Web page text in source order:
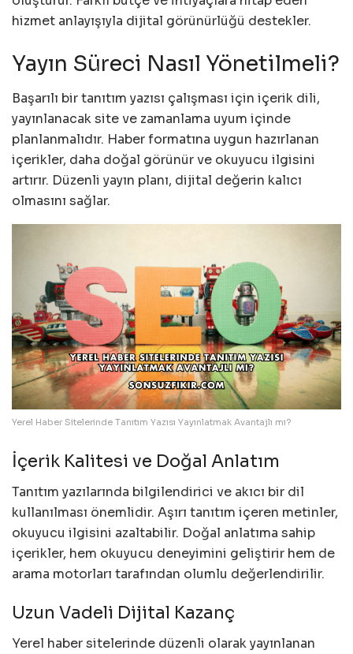
hizmet anlayışıyla dijital görünürlüğü destekler.
Yayın Süreci Nasıl Yönetilmeli?
Başarılı bir tanıtım yazısı çalışması için içerik dili,
yayınlanacak site ve zamanlama uyum içinde
planlanmalıdır. Haber formatına uygun hazırlanan
içerikler, daha doğal görünür ve okuyucu ilgisini
artırır. Düzenli yayın planı, dijital değerin kalıcı
olmasını sağlar.
Yerel Haber Sitelerinde Tanıtım Yazısı Yayınlatmak Avantajlı mı?
İçerik Kalitesi ve Doğal Anlatım
Tanıtım yazılarında bilgilendirici ve akıcı bir dil
kullanılması önemlidir. Aşırı tanıtım içeren metinler,
okuyucu ilgisini azaltabilir. Doğal anlatıma sahip
içerikler, hem okuyucu deneyimini geliştirir hem de
arama motorları tarafından olumlu değerlendirilir.
Uzun Vadeli Dijital Kazanç
Yerel haber sitelerinde düzenli olarak yayınlanan